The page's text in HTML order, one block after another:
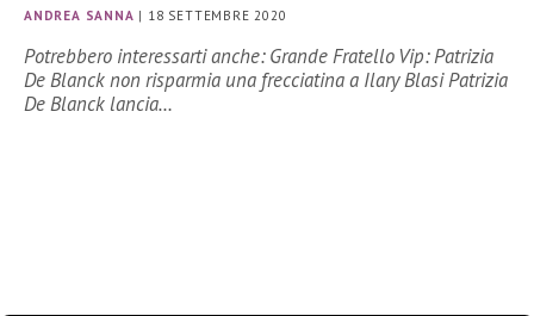
ANDREA SANNA | 18 SETTEMBRE 2020
Potrebbero interessarti anche: Grande Fratello Vip: Patrizia
De Blanck non risparmia una frecciatina a Ilary Blasi Patrizia
De Blanck lancia…